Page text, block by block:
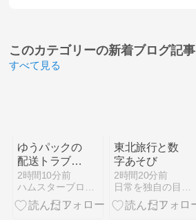
このカテゴリーの新着ブログ記事
すべて見る
ゆうパックの
配送トラブ
ル？ガーデニ
ングと猫とハ
ムスターた
2時間10分前
東北旅行と数
字あそび
2時間20分前